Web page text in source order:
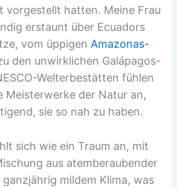
vorgestellt hatten. Meine Frau
erstaunt über Ecuadors
vom üppigen Amazonas-
den unwirklichen Galápagos-
Welterbestätten fühlen
Meisterwerke der Natur an,
sie so nah zu haben.
sich wie ein Traum an, mit
aus atemberaubender
mildem Klima, was